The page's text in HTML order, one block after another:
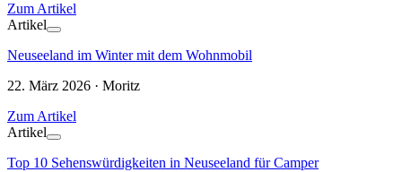
Zum Artikel
Artikel
Neuseeland im Winter mit dem Wohnmobil
22. März 2026 · Moritz
Zum Artikel
Artikel
Top 10 Sehenswürdigkeiten in Neuseeland für Camper